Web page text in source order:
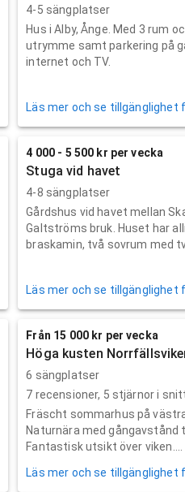
4-5 sängplatser
Hus i Alby, Ånge. Med 3 rum
utrymme samt parkering på
internet och TV.
Läs mer och se tillgänglighet
4 000 - 5 500 kr per vecka
Stuga vid havet
4-8 sängplatser
Gårdshus vid havet mellan
Galtströms bruk. Huset har
braskamin, två sovrum med
Läs mer och se tillgänglighet
Från 15 000 kr per vecka
Höga kusten
6 sängplatser
7 recensioner, 5 stjärnor i
Fräscht sommarhus på
Naturnära med gångavstånd
Fantastisk utsikt över viken....
Läs mer och se tillgänglighet